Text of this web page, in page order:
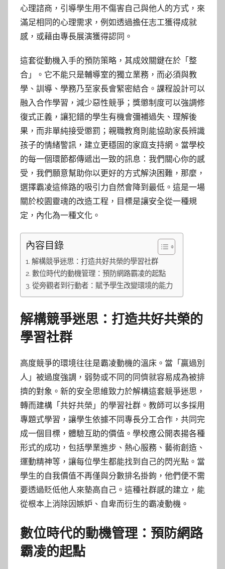
心理諮商，引導學生用不傷害自己與他人的方式，來
滿足相同的心理需求，例如透過擔任志工獲得成就
感，或藉由專長展演獲得認同。
這套從動機入手的預防策略，其成效關鍵在於「整
合」。它不能只是輔導室的獨立業務，而必須與教
學、訓導、學務乃至家長會緊密結合。課程設計可以
融入合作學習，減少惡性競爭；獎懲制度可以強調修
復式正義，讓犯錯的學生有機會彌補過失、理解後
果，而非單純接受懲罰；親職教育則能協助家長辨識
孩子的情緒警訊，建立更穩固的家庭支持網。當學校
的每一個環節都傳遞出一致的訊息：我們關心你的感
受，我們願意幫助你以更好的方式解決困難，那麼，
選擇霸凌這條路的吸引力自然會降到最低。這是一場
關於校園靈魂的改造工程，目標是讓安全從一種規
定，內化為一種文化。
內容目錄
解構競爭迷思：打造共好共榮的學習社群
數位時代的動機管理：預防網路霸凌的起點
從旁觀者到行動者：賦予學生改變環境的能力
解構競爭迷思：打造共好共榮的
學習社群
高度競爭的環境往往是霸凌動機的溫床。當「贏過別
人」被過度強調，弱勢或不同的同儕就容易成為被排
擠的對象。新的安全思維致力於解構這套競爭迷思，
轉而建構「共好共榮」的學習社群。教師可以多採用
專題式學習，讓學生依據不同專長分工合作，共同完
成一個目標，體驗互助的價值。學校應公開表揚各種
形式的成功，包括學業進步、熱心服務、藝術創造、
運動精神等，讓每位學生都能找到自己的閃光點。當
學生的自我價值不再僅與分數排名掛鉤，他們便不需
要透過貶低他人來墊高自己。這種社群感的建立，能
從根本上消除因嫉妒、自卑而衍生的霸凌動機。
數位時代的動機管理：預防網路
霸凌的起點